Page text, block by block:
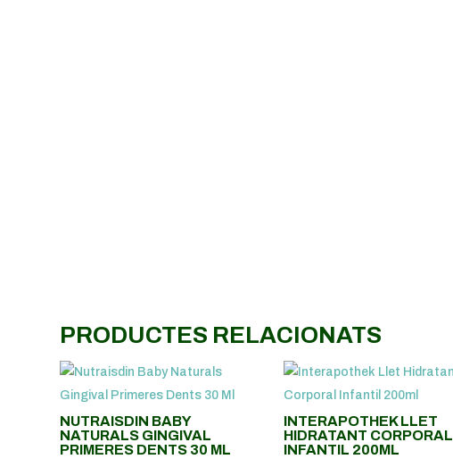
PRODUCTES RELACIONATS
NUTRAISDIN BABY
NATURALS GINGIVAL
PRIMERES DENTS 30 ML
INTERAPOTHEK LLET
HIDRATANT CORPORAL
INFANTIL 200ML